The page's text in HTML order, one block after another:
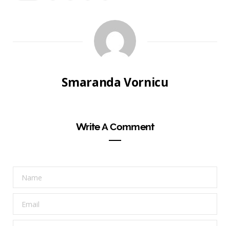
Smaranda Vornicu
Write A Comment